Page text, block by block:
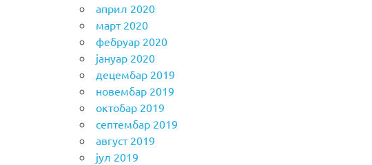
април 2020
март 2020
фебруар 2020
јануар 2020
децембар 2019
новембар 2019
октобар 2019
септембар 2019
август 2019
јул 2019